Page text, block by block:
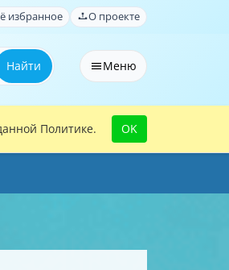
избранное О проекте
Найти Меню
Политике. OK